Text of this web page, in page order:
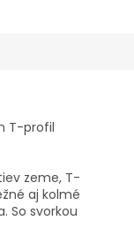
T-profil
zeme, T-
aj kolmé
So svorkou